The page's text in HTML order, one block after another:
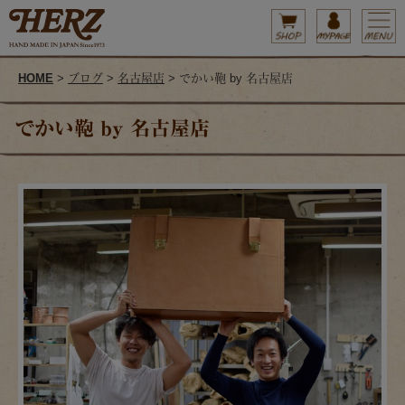
HOME > ブログ > 名古屋店 > でかい鞄 by 名古屋店
でかい鞄 by 名古屋店